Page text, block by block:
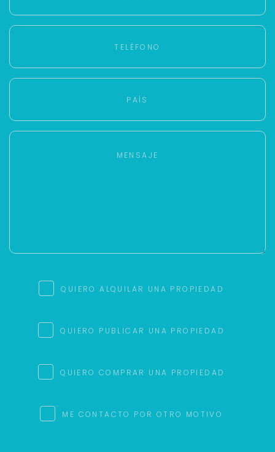
QUIERO ALQUILAR UNA PROPIEDAD
QUIERO PUBLICAR UNA PROPIEDAD
QUIERO COMPRAR UNA PROPIEDAD
ME CONTACTO POR OTRO MOTIVO